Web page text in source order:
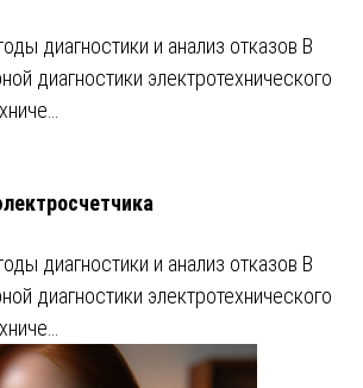
диагностики и анализ отказов В
диагностики электротехнического
диагностики и анализ отказов В
диагностики электротехнического